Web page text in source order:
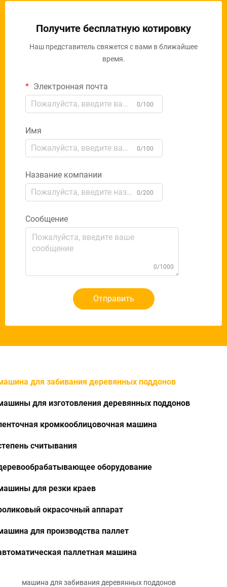
Получите бесплатную котировку
Наш представитель свяжется с вами в ближайшее
время.
Электронная почта
0/100
Имя
0/100
Название компании
0/200
Сообщение
0/1000
Отправить
для забивания деревянных поддонов
для изготовления деревянных поддонов
кромкооблицовочная машина
считывания
оборудование
для резки краев
окрасочный аппарат
для производства паллет
паллетная машина
машина для забивания деревянных поддонов